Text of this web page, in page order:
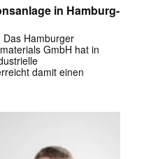
in Hamburg-
Hamburger
GmbH hat in
damit einen